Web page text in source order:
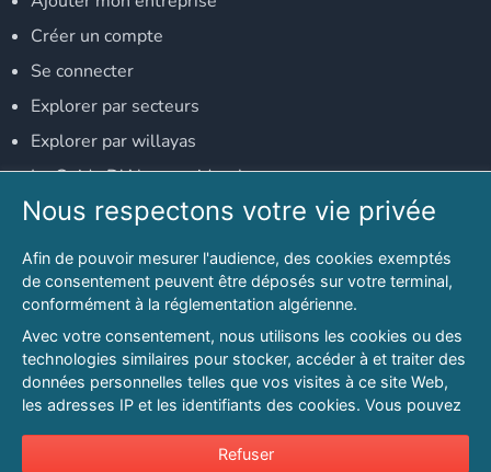
Créer un compte
Se connecter
Explorer par secteurs
Explorer par willayas
Le Guide D'Alger, guide-alger.com
NOS RÉSEAUX SOCIAUX
Notre page Facebook
Notre page LinkedIn
Notre page Instagram
Notre page Twitter
Nous respectons votre vie privée
Afin de pouvoir mesurer l'audience, des cookies exemptés
de consentement peuvent être déposés sur votre terminal,
conformément à la réglementation algérienne.
Avec votre consentement, nous utilisons les cookies ou des
technologies similaires pour stocker, accéder à et traiter des
données personnelles telles que vos visites à ce site Web,
les adresses IP et les identifiants des cookies. Vous pouvez
sur l'intérêt légitime à tout moment en cliquant sur « Refuser
Refuser